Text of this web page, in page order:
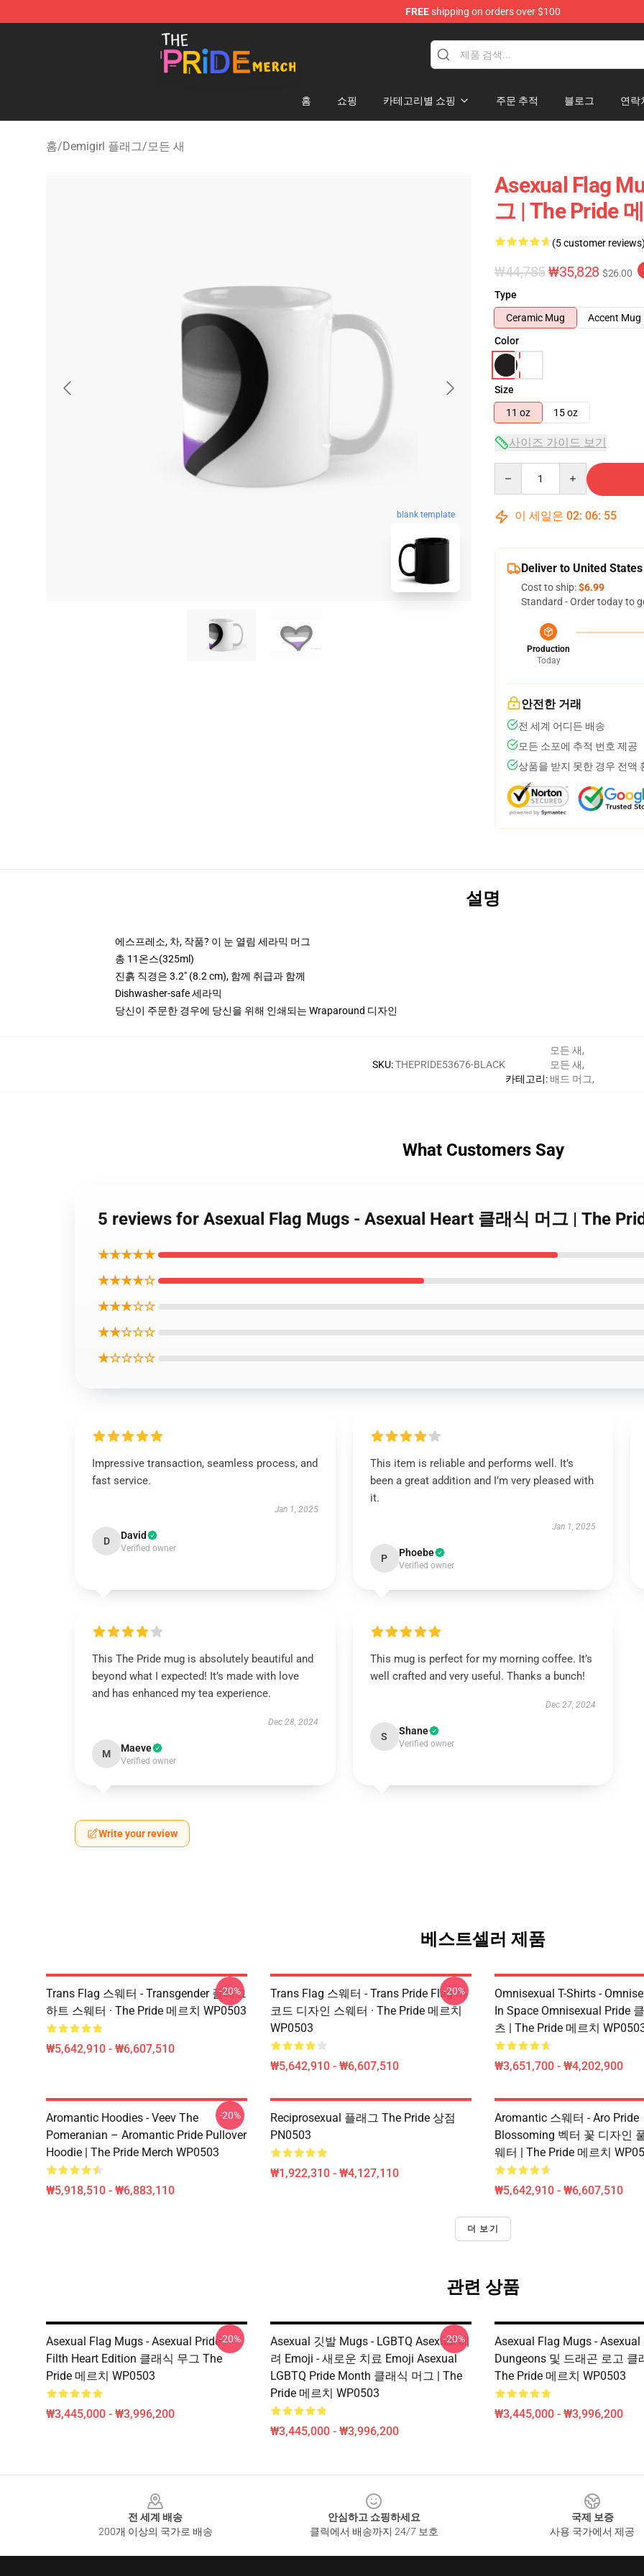
FREEshipping on orders over $100
The Pride Shop - Official The Pride Merchandise Store
홈 쇼핑 카테고리별 쇼핑 주문 추적 블로그 연락
홈/Demigirl 플래그/모든 새
blank template
Asexual Flag
그 | The Pride
(5 customer reviews)
₩44,785₩35,828 $26.00
Type
Ceramic Mug
Accent Mug
Color
Size
11 oz
15 oz
사이즈 가이드 보기
이 세일은 02: 06: 54
Deliver to United States
Cost to ship:$6.99
Standard - Order today to
Production
Today
안전한 거래
전 세계 어디든 배송
모든 소포에 추적 번호 제공
상품을 받지 못한 경우 전액
설명
에스프레소, 차, 작품? 이 눈 열림 세라믹 머그
총 11온스(325ml)
진흙 직경은 3.2" (8.2 cm), 함께 취급과 함께
Dishwasher-safe 세라믹
당신이 주문한 경우에 당신을 위해 인쇄되는 Wraparound 디자인
SKU:THEPRIDE53676-BLACK
카테고리:
모든 새,
모든 새,
배드 머그,
What Customers Say
5 reviews for Asexual Flag Mugs - Asexual Heart 클래식 머그 | The
★★★★★
★★★★☆
★★★☆☆
★★☆☆☆
★☆☆☆☆
Impressive transaction, seamless process, and
fast service.
Jan 1, 2025
D David
Verified owner
This item is reliable and performs well. It’s
been a great addition and I’m very pleased with
it.
Jan 1, 2025
P Phoebe
Verified owner
This The Pride mug is absolutely beautiful and
beyond what I expected! It’s made with love
and has enhanced my tea experience.
Dec 28, 2024
M Maeve
Verified owner
This mug is perfect for my morning coffee. It’s
well crafted and very useful. Thanks a bunch!
Dec 27, 2024
S Shane
Verified owner
Write your review
베스트셀러 제품
Trans Flag 스웨터 - Transgender 플래그
하트 스웨터 · The Pride 메르치 WP0503
₩5,642,910 - ₩6,607,510
-20%
Trans Flag 스웨터 - Trans Pride Flag 바
코드 디자인 스웨터 · The Pride 메르치
WP0503
₩5,642,910 - ₩6,607,510
-20%
Omnisexual T-Shirts -
In Space Omnisexual Pride
츠 | The Pride 메르치
₩3,651,700 - ₩4,202,900
Aromantic Hoodies - Veev The
Pomeranian – Aromantic Pride Pullover
Hoodie | The Pride Merch WP0503
₩5,918,510 - ₩6,883,110
-20%
Reciprosexual 플래그 The Pride 상점
PN0503
₩1,922,310 - ₩4,127,110
Aromantic 스웨터 - Aro Pride
Blossoming 벡터 꽃 디자인
웨터 | The Pride 메르치
₩5,642,910 - ₩6,607,510
더 보기
관련 상품
Asexual Flag Mugs - Asexual Pride -
Filth Heart Edition 클래식 무그 The
Pride 메르치 WP0503
₩3,445,000 - ₩3,996,200
-20%
Asexual 깃발 Mugs - LGBTQ Asexual 배
려 Emoji - 새로운 치료 Emoji Asexual
LGBTQ Pride Month 클래식 머그 | The
Pride 메르치 WP0503
₩3,445,000 - ₩3,996,200
-20%
Asexual Flag Mugs - Asexual
Dungeons 및 드래곤 로고 클
The Pride 메르치 WP0503
₩3,445,000 - ₩3,996,200
전 세계 배송
200개 이상의 국가로 배송
안심하고 쇼핑하세요
클릭에서 배송까지 24/7 보호
국제 보증
사용 국가에서 제공